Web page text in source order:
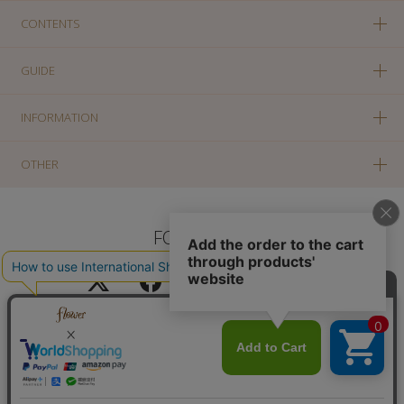
CONTENTS
GUIDE
INFORMATION
OTHER
FOLLOW US
PC版に切り替え
Copyright(c) SOLA OF TOKYO CO., LTD All Rights Reserved.